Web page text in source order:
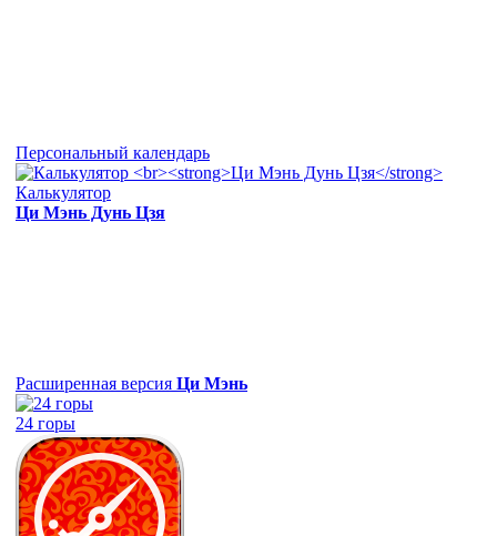
Персональный календарь
Калькулятор
Ци Мэнь Дунь Цзя
Расширенная версия Ци Мэнь
24 горы